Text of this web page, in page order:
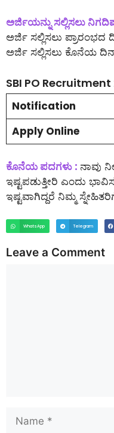
ಅರ್ಜಿಯನ್ನು ಸಲ್ಲಿಸಲು
ಅರ್ಜಿ ಸಲ್ಲಿಸಲು ಪ್ರಾರಂಭದ
ಅರ್ಜಿ ಸಲ್ಲಿಸಲು ಕೊನೆಯ
SBI PO
Notification
Apply Online
ಕೊನೆಯ ಪದಗಳು : ನಾವು
ಇಷ್ಟಪಡುತ್ತೀರಿ ಎಂದು
ಇಷ್ಟವಾಗಿದ್ದರೆ ನಿಮ್ಮ
WhatsApp Telegram
Leave a Comment